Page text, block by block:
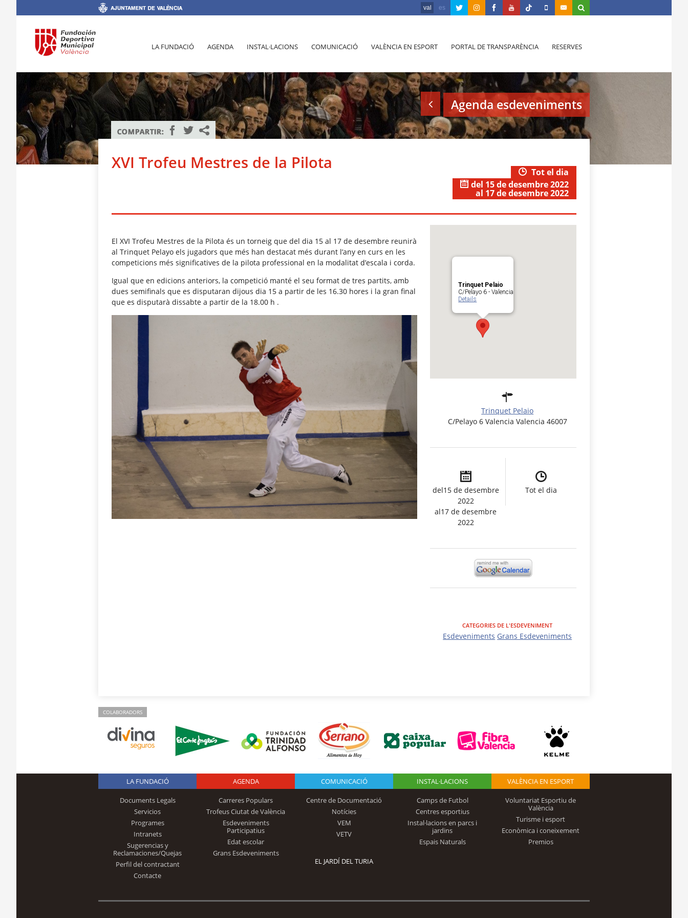
val es
LA FUNDACIÓ AGENDA INSTAL·LACIONS COMUNICACIÓ VALÈNCIA EN ESPORT PORTAL DE TRANSPARÈNCIA RESERVES
Agenda esdeveniments
XVI Trofeu Mestres de la Pilota
Tot el dia
del 15 de desembre 2022
al 17 de desembre 2022
El XVI Trofeu Mestres de la Pilota és un torneig que del dia 15 al 17 de desembre reunirà
al Trinquet Pelayo els jugadors que més han destacat més durant l’any en curs en les
competicions més significatives de la pilota professional en la modalitat d’escala i corda.
Igual que en edicions anteriors, la competició manté el seu format de tres partits, amb
dues semifinals que es disputaran dijous dia 15 a partir de les 16.30 hores i la gran final
que es disputarà dissabte a partir de la 18.00 h .
Trinquet Pelaio
C/Pelayo 6 - Valencia
Details
Trinquet Pelaio
C/Pelayo 6 Valencia Valencia 46007
del15 de desembre
2022
al17 de desembre
2022
Tot el dia
CATEGORIES DE L'ESDEVENIMENT
Esdeveniments Grans Esdeveniments
COLABORADORS
Logo Fundación
Trinidad Alfonso
LA FUNDACIÓ
Documents Legals
Servicios
Programes
Intranets
Sugerencias y
Reclamaciones/Quejas
Perfil del contractant
Contacte
AGENDA
Carreres Populars
Trofeus Ciutat de València
Esdeveniments
Participatius
Edat escolar
Grans Esdeveniments
COMUNICACIÓ
Centre de Documentació
Notícies
VEM
VETV
INSTAL·LACIONS
Camps de Futbol
Centres esportius
Instal·lacions en parcs i
jardins
Espais Naturals
VALÈNCIA EN ESPORT
Voluntariat Esportiu de
València
Turisme i esport
Econòmica i coneixement
Premios
EL JARDÍ DEL TURIA